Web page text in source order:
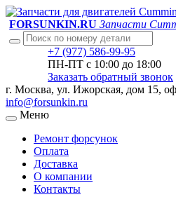
FORSUNKIN.RU Запчасти
+7 (977) 586-99-95
ПН-ПТ с 10:00 до 18:00
Заказать обратный звонок
г. Москва, ул. Ижорская, дом 15,
info@forsunkin.ru
Меню
Ремонт форсунок
Оплата
Доставка
О компании
Контакты